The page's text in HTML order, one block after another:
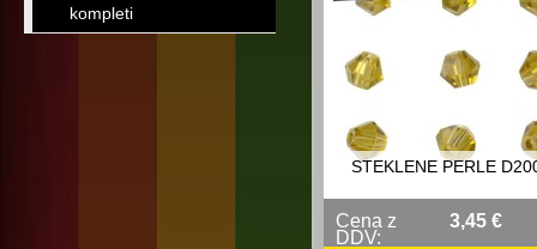
kompleti
STEKLENE PERLE
Cena z
DDV:
3,45 €